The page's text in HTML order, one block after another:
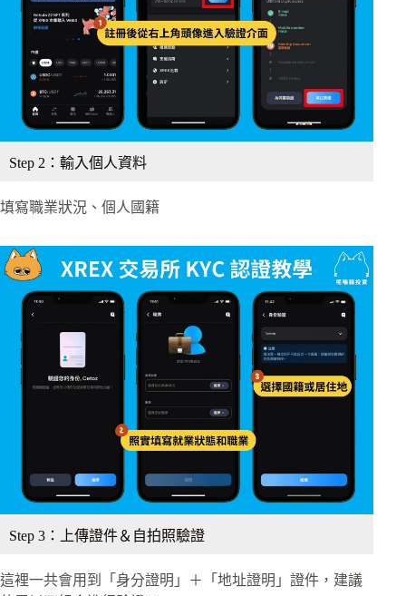
Step 2：輸入個人資料
填寫職業狀況、個人國籍
Step 3：上傳證件＆自拍照驗證
這裡一共會用到「身分證明」＋「地址證明」證件，建議